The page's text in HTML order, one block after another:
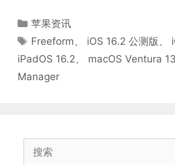
分
类
苹果资讯
标
签
Freeform、 iOS 16.2 公测版 、
iPadOS 16.2、 macOS Ventura
Manager